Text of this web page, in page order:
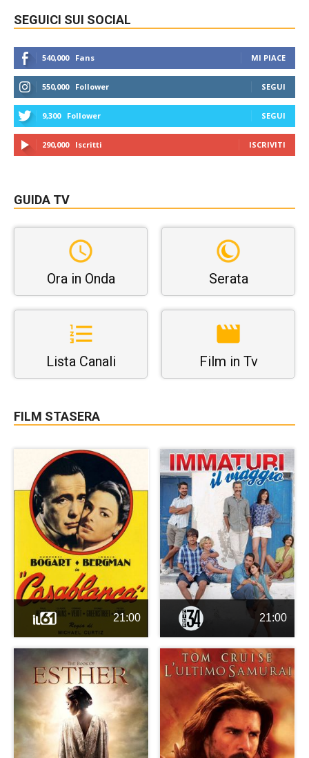
SEGUICI SUI SOCIAL
540,000 Fans MI PIACE
550,000 Follower SEGUI
9,300 Follower SEGUI
290,000 Iscritti ISCRIVITI
GUIDA TV
Ora in Onda Serata
Lista Canali Film in Tv
FILM STASERA
21:00 21:00